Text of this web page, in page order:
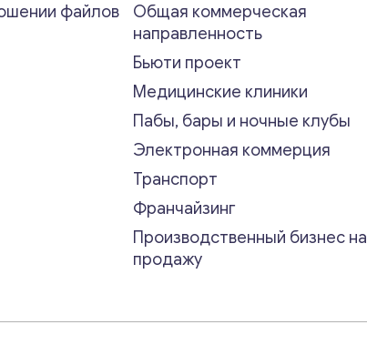
файлов
Общая коммерческая
направленность
Бьюти проект
Медицинские клиники
Пабы, бары и ночные клубы
Электронная коммерция
Транспорт
Франчайзинг
Производственный бизнес на
продажу